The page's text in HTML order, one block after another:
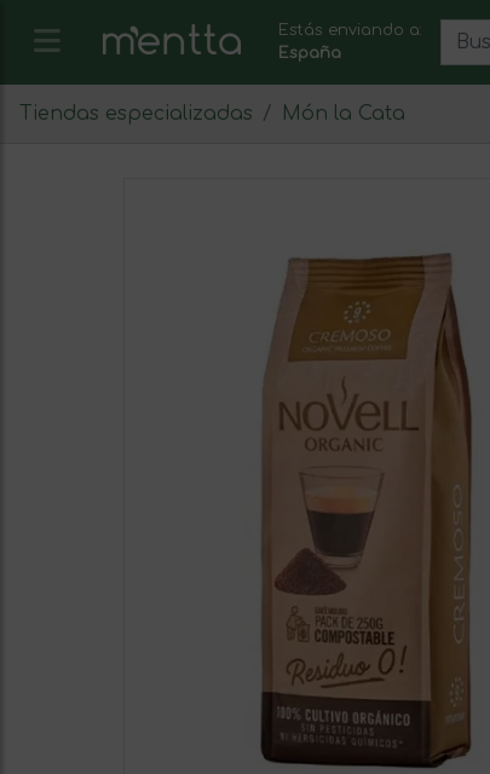
Estás enviando a:
España
Tiendas especializadas Món la Cata